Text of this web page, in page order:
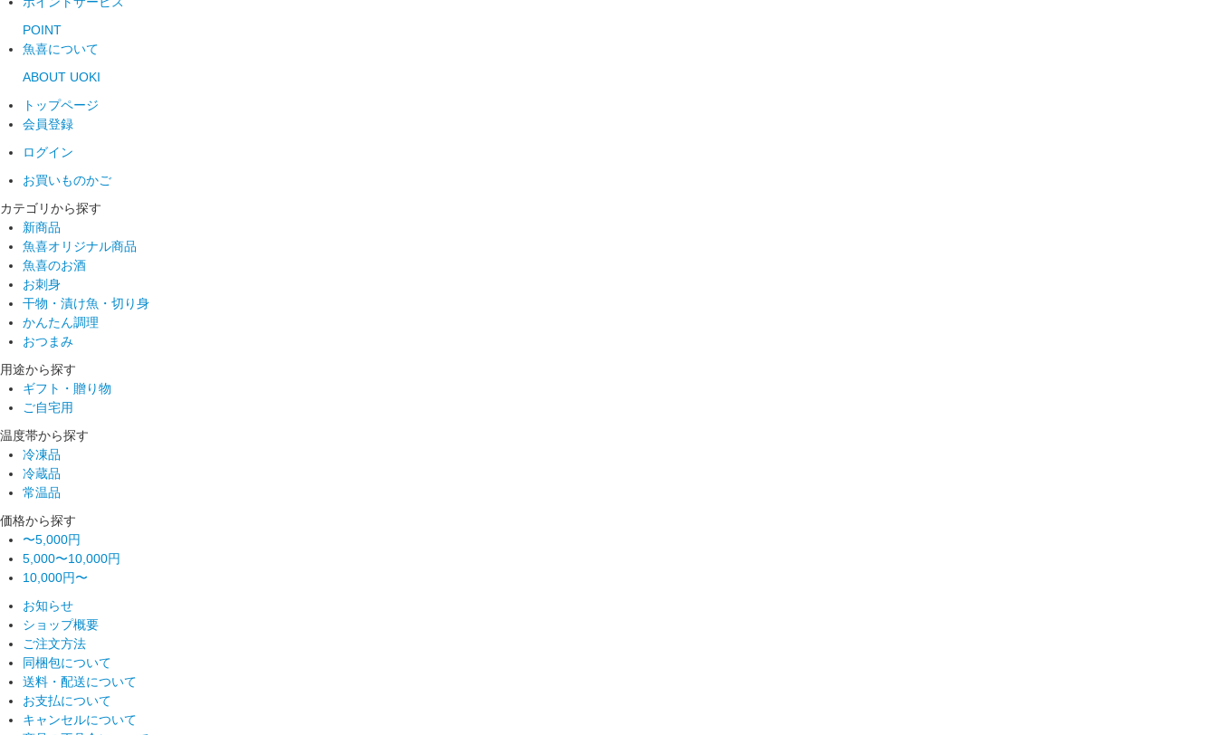
POINT
魚喜について
ABOUT UOKI
トップページ
会員登録
ログイン
お買いものかご
カテゴリから探す
新商品
魚喜オリジナル商品
魚喜のお酒
お刺身
干物・漬け魚・切り身
かんたん調理
おつまみ
用途から探す
ギフト・贈り物
ご自宅用
温度帯から探す
冷凍品
冷蔵品
常温品
価格から探す
〜5,000円
5,000〜10,000円
10,000円〜
お知らせ
ショップ概要
ご注文方法
同梱包について
送料・配送について
お支払について
キャンセルについて